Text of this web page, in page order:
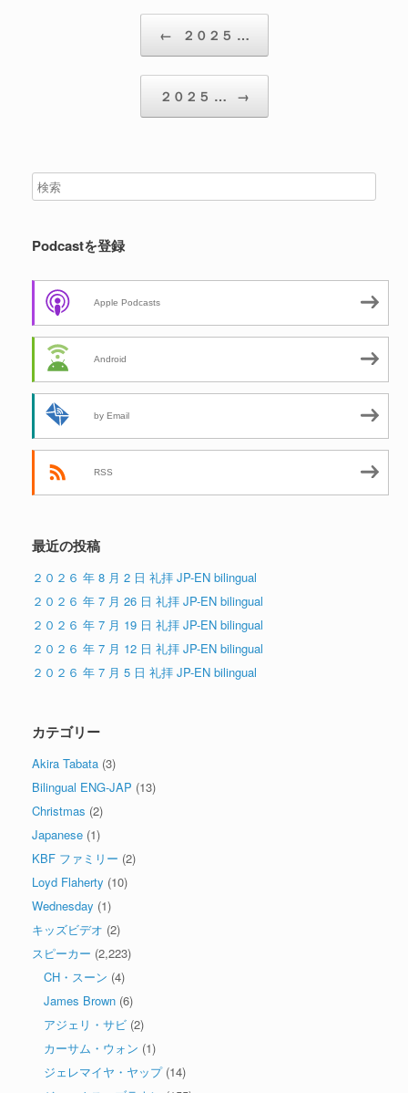
← ２０２５ …
２０２５ … →
Podcastを登録
Apple Podcasts
Android
by Email
RSS
最近の投稿
２０２６ 年 8 月 2 日 礼拝 JP-EN bilingual
２０２６ 年 7 月 26 日 礼拝 JP-EN bilingual
２０２６ 年 7 月 19 日 礼拝 JP-EN bilingual
２０２６ 年 7 月 12 日 礼拝 JP-EN bilingual
２０２６ 年 7 月 5 日 礼拝 JP-EN bilingual
カテゴリー
Akira Tabata (3)
Bilingual ENG-JAP (13)
Christmas (2)
Japanese (1)
KBF ファミリー (2)
Loyd Flaherty (10)
Wednesday (1)
キッズビデオ (2)
スピーカー (2,223)
CH・スーン (4)
James Brown (6)
アジェリ・サビ (2)
カーサム・ウォン (1)
ジェレマイヤ・ヤップ(14)